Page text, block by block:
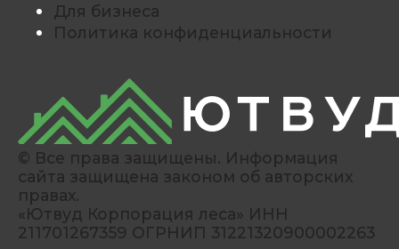
Для бизнеса
Политика конфиденциальности
© Все права защищены. Информация
сайта защищена законом об авторских
правах.
«Ютвуд Корпорация леса» ИНН
211701267359 ОГРНИП 31221320900002263